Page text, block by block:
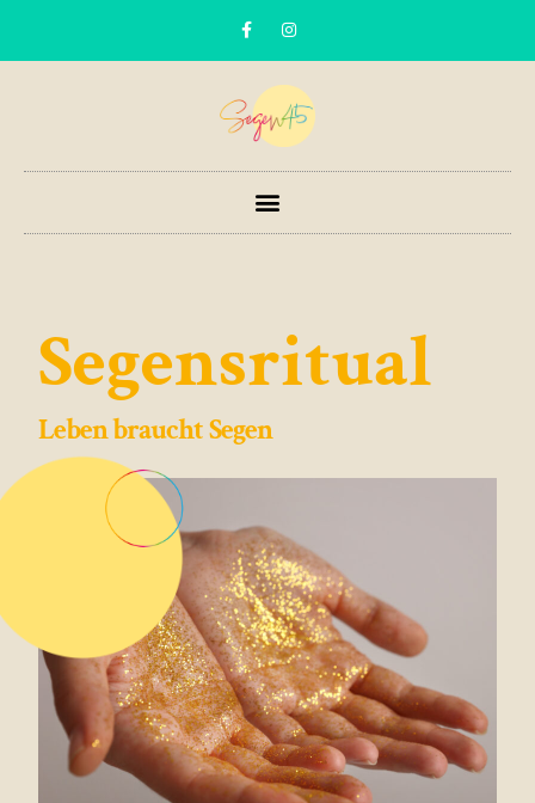
Segensritual
Leben braucht Segen